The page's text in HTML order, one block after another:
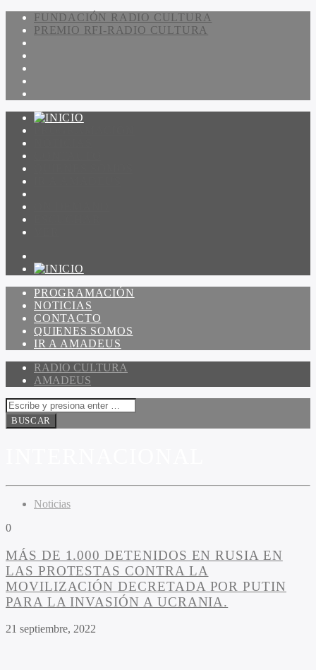
FUNDACIÓN RADIO CULTURA
PREMIO RFI-RADIO CULTURA
PROGRAMACIÓN
NOTICIAS
CONTACTO
QUIENES SOMOS
IR A AMADEUS
RADIO CULTURA
AMADEUS
Noticias
0
MÁS DE 1.000 DETENIDOS EN RUSIA EN
LAS PROTESTAS CONTRA LA
MOVILIZACIÓN DECRETADA POR PUTIN
PARA LA INVASIÓN A UCRANIA.
21 septiembre, 2022